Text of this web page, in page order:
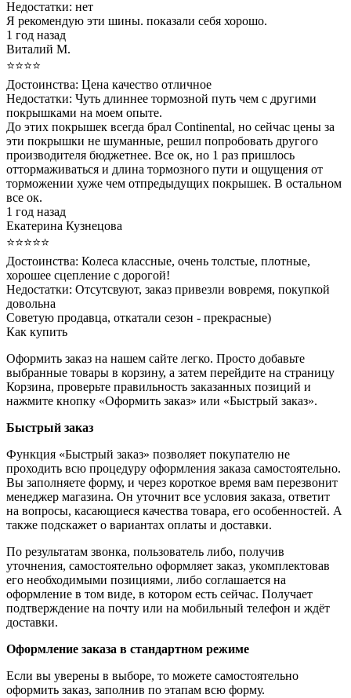
Недостатки: нет
Я рекомендую эти шины. показали себя хорошо.
1 год назад
Виталий М.
⭐⭐⭐⭐
Достоинства: Цена качество отличное
Недостатки: Чуть длиннее тормозной путь чем с другими
покрышками на моем опыте.
До этих покрышек всегда брал Continental, но сейчас цены за
эти покрышки не шуманные, решил попробовать другого
производителя бюджетнее. Все ок, но 1 раз пришлось
оттормаживаться и длина тормозного пути и ощущения от
торможении хуже чем отпредыдущих покрышек. В остальном
все ок.
1 год назад
Екатерина Кузнецова
⭐⭐⭐⭐⭐
Достоинства: Колеса классные, очень толстые, плотные,
хорошее сцепление с дорогой!
Недостатки: Отсутсвуют, заказ привезли вовремя, покупкой
довольна
Советую продавца, откатали сезон - прекрасные)
Как купить
Оформить заказ на нашем сайте легко. Просто добавьте
выбранные товары в корзину, а затем перейдите на страницу
Корзина, проверьте правильность заказанных позиций и
нажмите кнопку «Оформить заказ» или «Быстрый заказ».
Быстрый заказ
Функция «Быстрый заказ» позволяет покупателю не
проходить всю процедуру оформления заказа самостоятельно.
Вы заполняете форму, и через короткое время вам перезвонит
менеджер магазина. Он уточнит все условия заказа, ответит
на вопросы, касающиеся качества товара, его особенностей. А
также подскажет о вариантах оплаты и доставки.
По результатам звонка, пользователь либо, получив
уточнения, самостоятельно оформляет заказ, укомплектовав
его необходимыми позициями, либо соглашается на
оформление в том виде, в котором есть сейчас. Получает
подтверждение на почту или на мобильный телефон и ждёт
доставки.
Оформление заказа в стандартном режиме
Если вы уверены в выборе, то можете самостоятельно
оформить заказ, заполнив по этапам всю форму.